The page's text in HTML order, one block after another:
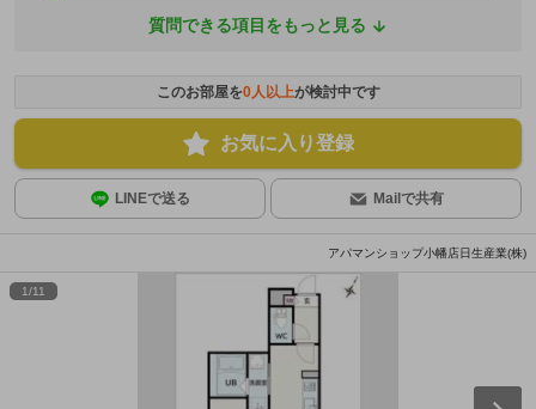
質問できる項目をもっと見る
このお部屋を0人以上が検討中です
お気に入り登録
LINEで送る Mailで共有
アパマンショップ小幡店日生産業(株)
1/11